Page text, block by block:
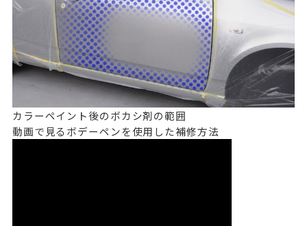
カラーペイント後のボカシ剤の範囲
動画で見るボデーペンを使用した補修方法